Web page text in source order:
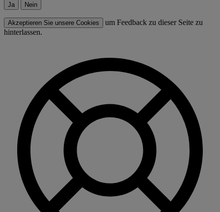
Ja Nein
Akzeptieren Sie unsere Cookies
um Feedback zu dieser Seite zu
hinterlassen.